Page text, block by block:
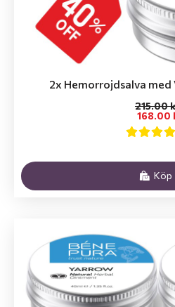
2x Hemorrojdsalva
168.00
215.00
Köp